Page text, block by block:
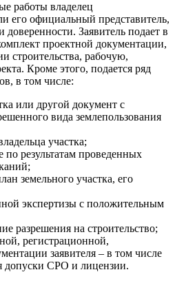
работы владелец
его официальный представитель,
Заявитель подает в
проектной документации,
строительства, рабочую,
Кроме этого, подается ряд
в том числе:
или другой документ с
вида землепользования
участка;
по результатам проведенных
земельного участка, его
экспертизы с положительным
разрешения на строительство;
регистрационной,
заявителя – в том числе
допуски СРО и лицензии.